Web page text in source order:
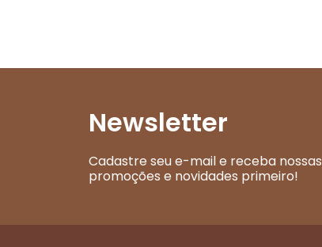
Newsletter
Cadastre seu e-mail e receba nossas
promoções e novidades primeiro!